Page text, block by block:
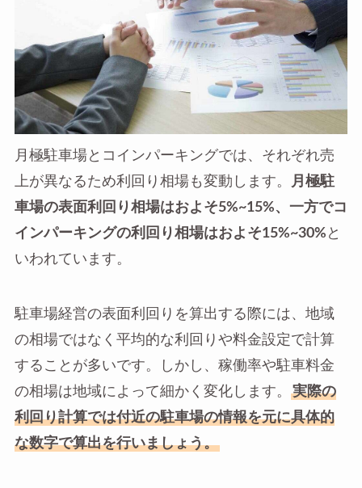
月極駐車場とコインパーキングでは、それぞれ売
上が異なるため利回り相場も変動します。
月極駐
車場の表面利回り相場はおよそ5%~15%、一方でコ
インパーキングの利回り相場はおよそ15%~30% と
いわれています。
駐車場経営の表面利回りを算出する際には、地域
の相場ではなく平均的な利回りや料金設定で計算
することが多いです。しかし、稼働率や駐車料金
の相場は地域によって細かく変化します。
実際の
利回り計算では付近の駐車場の情報を元に具体的
な数字で算出を行いましょう。